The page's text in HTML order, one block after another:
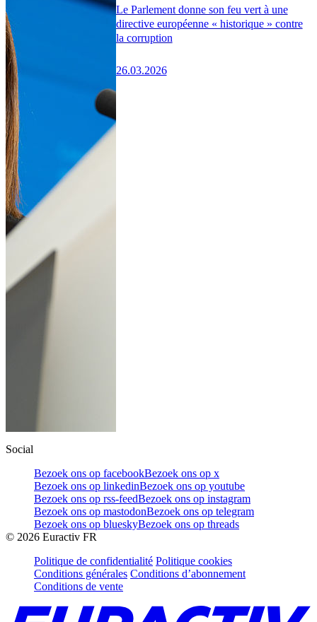
Le Parlement donne son feu vert à une
directive européenne « historique » contre
la corruption
26.03.2026
Social
Bezoek ons op facebookBezoek ons op x
Bezoek ons op linkedinBezoek ons op youtube
Bezoek ons op rss-feedBezoek ons op instagram
Bezoek ons op mastodonBezoek ons op telegram
Bezoek ons op blueskyBezoek ons op threads
© 2026 Euractiv FR
Politique de confidentialité Politique cookies
Conditions générales Conditions d’abonnement
Conditions de vente